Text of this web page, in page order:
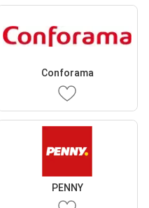
Conforama
PENNY